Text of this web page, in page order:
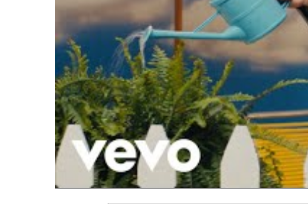
LaMarcus Aldridge passe un
workout avec les Mavericks
février 14, 2023
Dans "Actualités"
Damian Lillard
« Je ne pouvais
d’organiser le jeu
août 21, 2024
Dans "Actualités"
RELATED TOPICS BROOKLYN NETS LAMARCUS
SPURS
TRAIL BLAZERS